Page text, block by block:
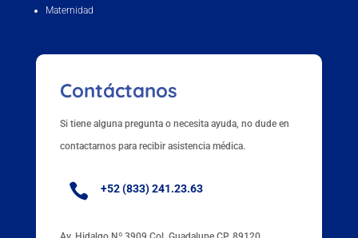
Maternidad
Contáctanos
Si tiene alguna pregunta o necesita ayuda, no dude en
contactarnos para recibir asistencia médica.
 +52 (833) 241.23.63